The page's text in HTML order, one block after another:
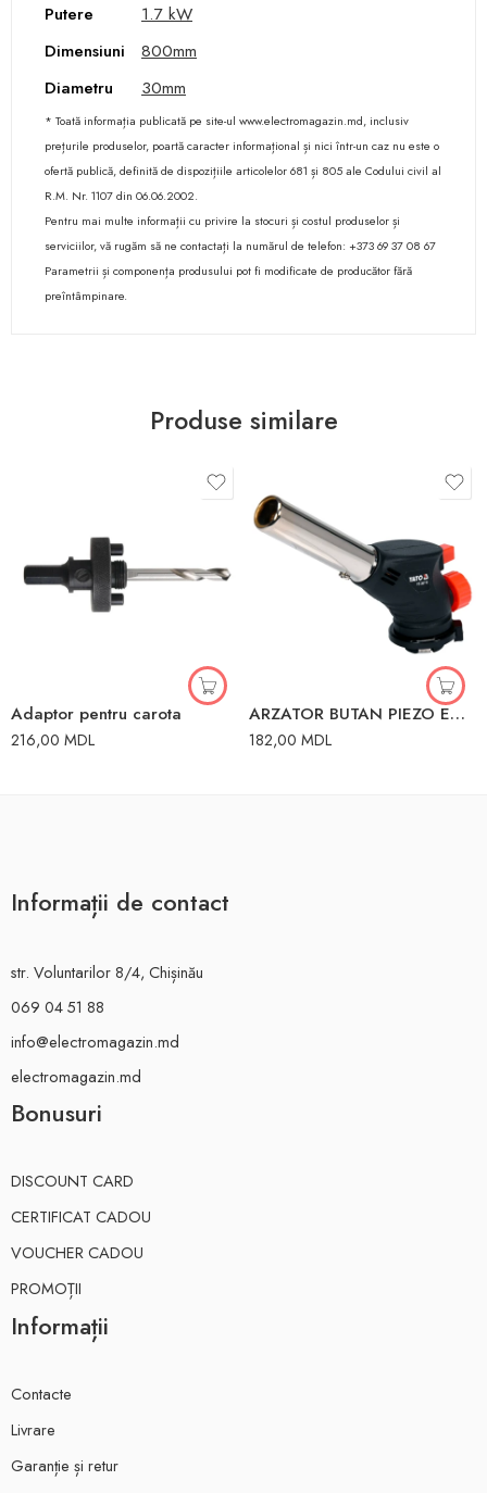
Putere
1.7 kW
Dimensiuni
800mm
Diametru
30mm
* Toată informația publicată pe site-ul www.electromagazin.md, inclusiv
prețurile produselor, poartă caracter informațional și nici într-un caz nu este o
ofertă publică, definită de dispozițiile articolelor 681 și 805 ale Codului civil al
R.M. Nr. 1107 din 06.06.2002.
Pentru mai multe informații cu privire la stocuri și costul produselor și
serviciilor, vă rugăm să ne contactați la numărul de telefon: +373 69 37 08 67
Parametrii și componența produsului pot fi modificate de producător fără
preîntâmpinare.
Produse similare
Adaptor pentru carota
216,00 MDL
ARZATOR BUTAN PIEZO EN417 1.0KW YATO
182,00 MDL
Informații de contact
str. Voluntarilor 8/4, Chișinău
069 04 51 88
info@electromagazin.md
electromagazin.md
Bonusuri
DISCOUNT CARD
CERTIFICAT CADOU
VOUCHER CADOU
PROMOȚII
Informații
Contacte
Livrare
Garanție și retur